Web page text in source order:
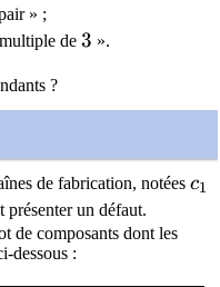
» ;
de 3
3 ».
?
de fabrication, notées c_1
c1
présenter un défaut.
de composants dont les
dessous :